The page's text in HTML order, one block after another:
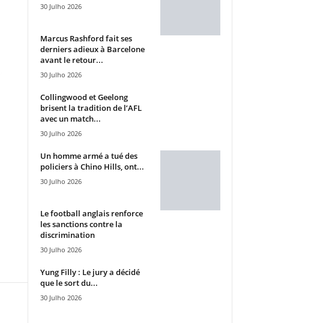
30 Julho 2026
Marcus Rashford fait ses
derniers adieux à Barcelone
avant le retour...
30 Julho 2026
Collingwood et Geelong
brisent la tradition de l’AFL
avec un match...
30 Julho 2026
Un homme armé a tué des
policiers à Chino Hills, ont...
30 Julho 2026
Le football anglais renforce
les sanctions contre la
discrimination
30 Julho 2026
Yung Filly : Le jury a décidé
que le sort du...
30 Julho 2026